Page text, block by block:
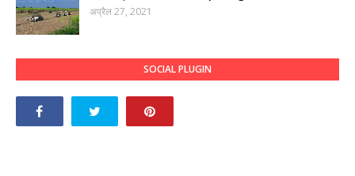
अप्रैल 27, 2021
SOCIAL PLUGIN